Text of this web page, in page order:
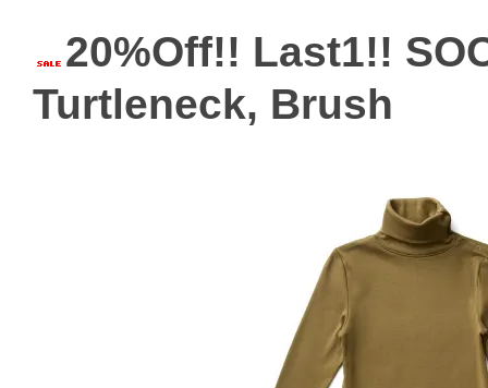
20%Off!! Last1!!
Turtleneck, Brush